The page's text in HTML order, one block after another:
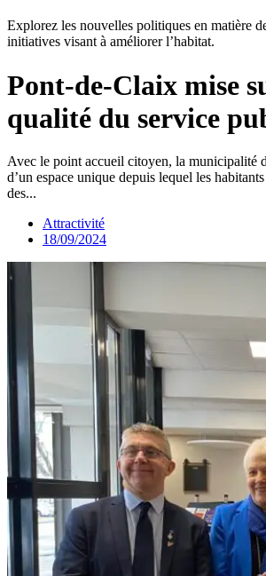
Explorez les nouvelles politiques en matière
initiatives visant à améliorer l’habitat.
Pont-de-Claix mise
qualité du service
Avec le point accueil citoyen, la municipalité
d’un espace unique depuis lequel les
des...
Attractivité
18/09/2024